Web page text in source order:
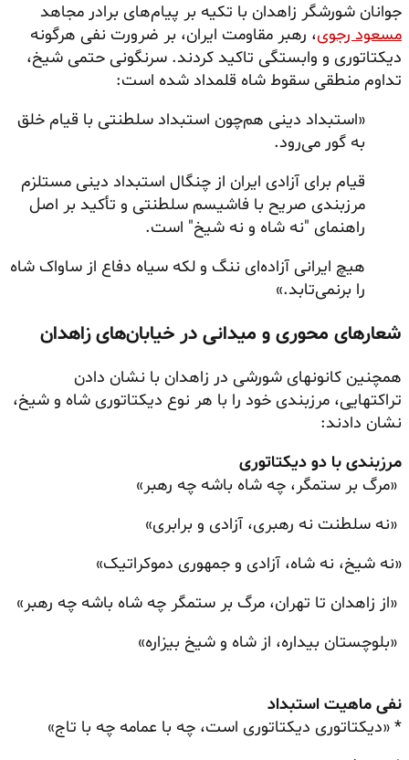
جوانان شورشگر زاهدان با تکیه بر پیام‌های برادر مجاهد
مسعود رجوی، رهبر مقاومت ایران، بر ضرورت نفی هرگونه
دیکتاتوری و وابستگی تاکید کردند. سرنگونی حتمی شیخ،
تداوم منطقی سقوط شاه قلمداد شده است:
«استبداد دینی هم‌چون استبداد سلطنتی با قیام خلق
به گور می‌رود.
قیام برای آزادی ایران از چنگال استبداد دینی مستلزم
مرزبندی صریح با فاشیسم سلطنتی و تأکید بر اصل
راهنمای "نه شاه و نه شیخ" است.
هیچ ایرانی آزاده‌ای ننگ و لکه سیاه دفاع از ساواک شاه
را برنمی‌تابد.»
شعارهای محوری و میدانی در خیابان‌های زاهدان
همچنین کانونهای شورشی در زاهدان با نشان دادن
تراکتهایی، مرزبندی خود را با هر نوع دیکتاتوری شاه و شیخ،
نشان دادند:
مرزبندی با دو دیکتاتوری
«مرگ بر ستمگر، چه شاه باشه چه رهبر»
«نه سلطنت نه رهبری، آزادی و برابری»
«نه شیخ، نه شاه، آزادی و جمهوری دموکراتیک»
«از زاهدان تا تهران، مرگ بر ستمگر چه شاه باشه چه رهبر»
«بلوچستان بیداره، از شاه و شیخ بیزاره»
نفی ماهیت استبداد
* «دیکتاتوری دیکتاتوری است، چه با عمامه چه با تاج»